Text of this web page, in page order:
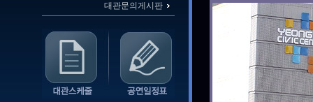
대관문의게시판